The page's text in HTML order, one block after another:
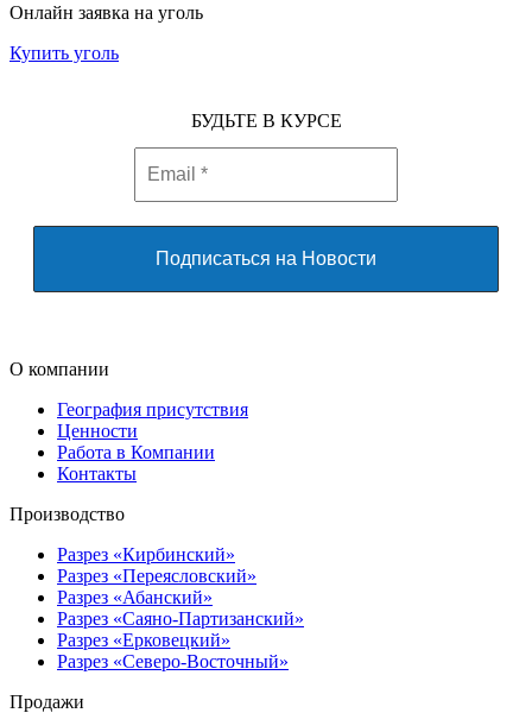
Онлайн заявка на уголь
Купить уголь
БУДЬТЕ В КУРСЕ
О компании
География присутствия
Ценности
Работа в Компании
Контакты
Производство
Разрез «Кирбинский»
Разрез «Переясловский»
Разрез «Абанский»
Разрез «Саяно-Партизанский»
Разрез «Ерковецкий»
Разрез «Северо-Восточный»
Продажи